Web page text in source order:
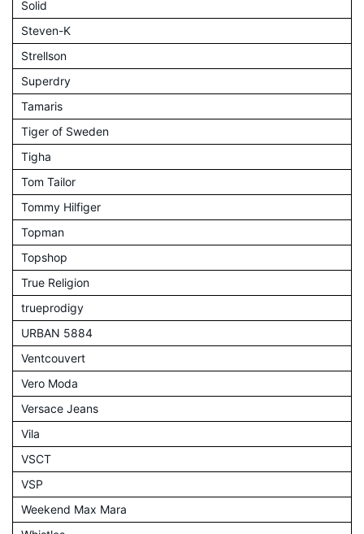
Solid
Steven-K
Strellson
Superdry
Tamaris
Tiger of Sweden
Tigha
Tom Tailor
Tommy Hilfiger
Topman
Topshop
True Religion
trueprodigy
URBAN 5884
Ventcouvert
Vero Moda
Versace Jeans
Vila
VSCT
VSP
Weekend Max Mara